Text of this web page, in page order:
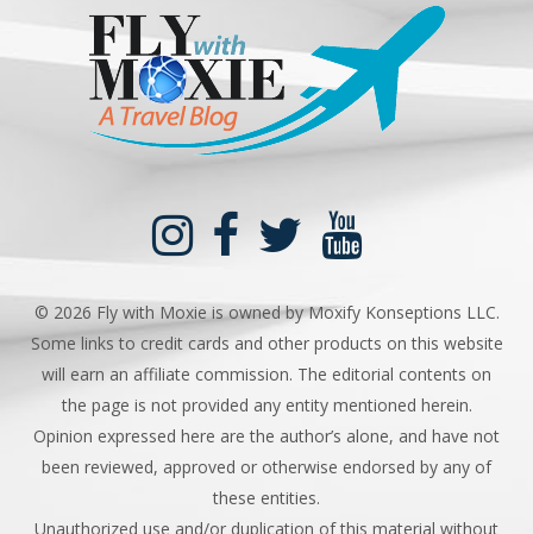
© 2026 Fly with Moxie is owned by Moxify Konseptions LLC.
Some links to credit cards and other products on this website
will earn an affiliate commission. The editorial contents on
the page is not provided any entity mentioned herein.
Opinion expressed here are the author’s alone, and have not
been reviewed, approved or otherwise endorsed by any of
these entities.
Unauthorized use and/or duplication of this material without